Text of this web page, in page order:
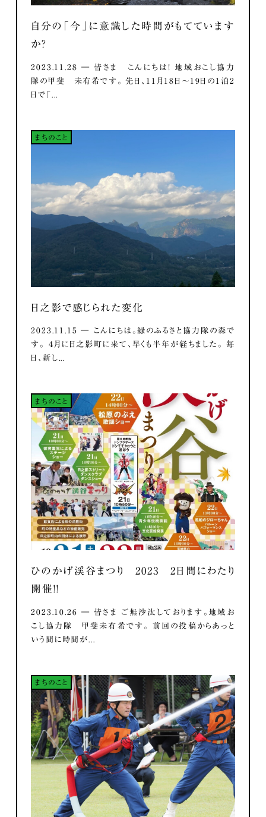
自分の「今」に意識した時間がもてています
か？
2023.11.28 ― 皆さま こんにちは！ 地域おこし協力
隊の甲斐 未有希です。 先日、11月18日～19日の1泊2
日で「...
まちのこと
日之影で感じられた変化
2023.11.15 ― こんにちは。緑のふるさと協力隊の森で
す。 ４月に日之影町に来て、早くも半年が経ちました。 毎
日、新し...
まちのこと
ひのかげ渓谷まつり 2023 2日間にわたり
開催！！
2023.10.26 ― 皆さま ご無沙汰しております。地域お
こし協力隊 甲斐未有希です。 前回の投稿からあっと
いう間に時間が...
まちのこと